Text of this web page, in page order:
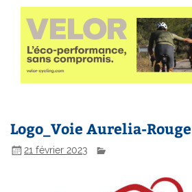
Logo_Voie Aurelia-Rouge
21 février 2023